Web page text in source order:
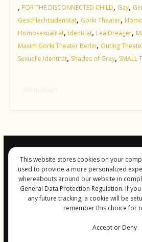
, FOR THE DISCONNECTED CHILD, Gay,
Geschlechtsidentität, Gorki Theater,
Homosexualität, Identität, Lea Dreager,
Maxim Gorki Theater Berlin, Outing
Sexuelle Identität, Shades of Grey, SMALL
Weiterlesen
FreiGeist-Magzine.
This website stores cookies on your
used to provide a more personalized
whereabouts around our website in
General Data Protection Regulation. If
any future tracking, a cookie will be
remember this choice for
Accept or Deny